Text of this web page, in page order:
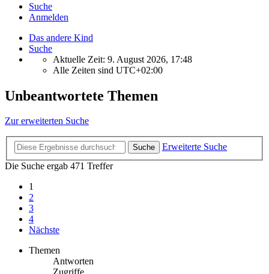
Suche
Anmelden
Das andere Kind
Suche
Aktuelle Zeit: 9. August 2026, 17:48
Alle Zeiten sind UTC+02:00
Unbeantwortete Themen
Zur erweiterten Suche
Suche
Erweiterte Suche
Die Suche ergab 471 Treffer
1
2
3
4
Nächste
Themen
Antworten
Zugriffe